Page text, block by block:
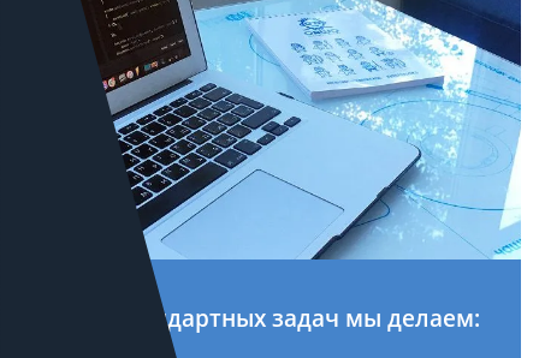
Кроме стандартных задач мы делаем: